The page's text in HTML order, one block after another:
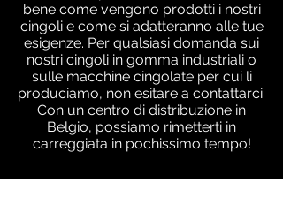
bene come vengono prodotti i nostri
cingoli e come si adatteranno alle tue
esigenze. Per qualsiasi domanda sui
nostri cingoli in gomma industriali o
sulle macchine cingolate per cui li
produciamo, non esitare a contattarci.
Con un centro di distribuzione in
Belgio, possiamo rimetterti in
carreggiata in pochissimo tempo!